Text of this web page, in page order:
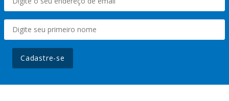
Cadastre-se